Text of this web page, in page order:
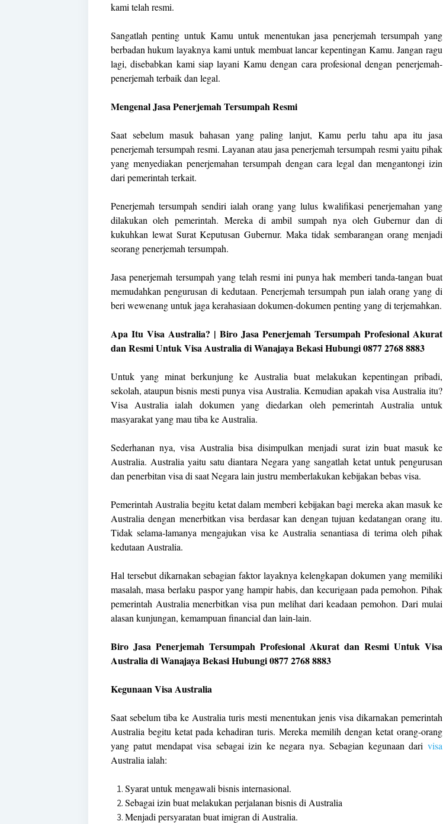
kami telah resmi.
Sangatlah penting untuk Kamu untuk menentukan jasa penerjemah tersumpah yang
berbadan hukum layaknya kami untuk membuat lancar kepentingan Kamu. Jangan ragu
lagi, disebabkan kami siap layani Kamu dengan cara profesional dengan penerjemah-
penerjemah terbaik dan legal.
Mengenal Jasa Penerjemah Tersumpah Resmi
Saat sebelum masuk bahasan yang paling lanjut, Kamu perlu tahu apa itu jasa
penerjemah tersumpah resmi. Layanan atau jasa penerjemah tersumpah resmi yaitu pihak
yang menyediakan penerjemahan tersumpah dengan cara legal dan mengantongi izin
dari pemerintah terkait.
Penerjemah tersumpah sendiri ialah orang yang lulus kwalifikasi penerjemahan yang
dilakukan oleh pemerintah. Mereka di ambil sumpah nya oleh Gubernur dan di
kukuhkan lewat Surat Keputusan Gubernur. Maka tidak sembarangan orang menjadi
seorang penerjemah tersumpah.
Jasa penerjemah tersumpah yang telah resmi ini punya hak memberi tanda-tangan buat
memudahkan pengurusan di kedutaan. Penerjemah tersumpah pun ialah orang yang di
beri wewenang untuk jaga kerahasiaan dokumen-dokumen penting yang di terjemahkan.
Apa Itu Visa Australia? | Biro Jasa Penerjemah Tersumpah Profesional Akurat
dan Resmi Untuk Visa Australia di Wanajaya Bekasi Hubungi 0877 2768 8883
Untuk yang minat berkunjung ke Australia buat melakukan kepentingan pribadi,
sekolah, ataupun bisnis mesti punya visa Australia. Kemudian apakah visa Australia itu?
Visa Australia ialah dokumen yang diedarkan oleh pemerintah Australia untuk
masyarakat yang mau tiba ke Australia.
Sederhanan nya, visa Australia bisa disimpulkan menjadi surat izin buat masuk ke
Australia. Australia yaitu satu diantara Negara yang sangatlah ketat untuk pengurusan
dan penerbitan visa di saat Negara lain justru memberlakukan kebijakan bebas visa.
Pemerintah Australia begitu ketat dalam memberi kebijakan bagi mereka akan masuk ke
Australia dengan menerbitkan visa berdasar kan dengan tujuan kedatangan orang itu.
Tidak selama-lamanya mengajukan visa ke Australia senantiasa di terima oleh pihak
kedutaan Australia.
Hal tersebut dikarnakan sebagian faktor layaknya kelengkapan dokumen yang memiliki
masalah, masa berlaku paspor yang hampir habis, dan kecurigaan pada pemohon. Pihak
pemerintah Australia menerbitkan visa pun melihat dari keadaan pemohon. Dari mulai
alasan kunjungan, kemampuan financial dan lain-lain.
Biro Jasa Penerjemah Tersumpah Profesional Akurat dan Resmi Untuk Visa
Australia di Wanajaya Bekasi Hubungi 0877 2768 8883
Kegunaan Visa Australia
Saat sebelum tiba ke Australia turis mesti menentukan jenis visa dikarnakan pemerintah
Australia begitu ketat pada kehadiran turis. Mereka memilih dengan ketat orang-orang
yang patut mendapat visa sebagai izin ke negara nya. Sebagian kegunaan dari visa
Australia ialah:
Syarat untuk mengawali bisnis internasional.
Sebagai izin buat melakukan perjalanan bisnis di Australia
Menjadi persyaratan buat imigran di Australia.